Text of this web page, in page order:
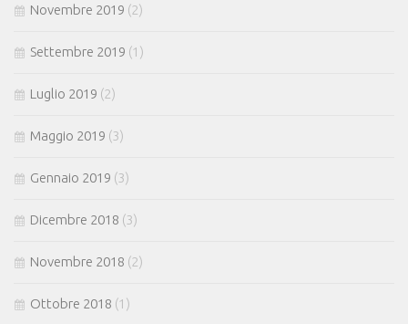
Novembre 2019 (2)
Settembre 2019 (1)
Luglio 2019 (2)
Maggio 2019 (3)
Gennaio 2019 (3)
Dicembre 2018 (3)
Novembre 2018 (2)
Ottobre 2018 (1)